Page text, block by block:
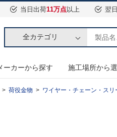
当日出荷11万点以上 翌
全カテゴリ
ーカーから探す 施工場所から
荷役金物 ワイヤー・チェーン・スリ